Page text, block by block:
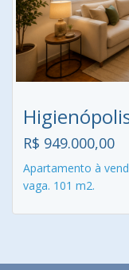
R$ 949.000,00
Apartamento à
vaga. 101 m2.